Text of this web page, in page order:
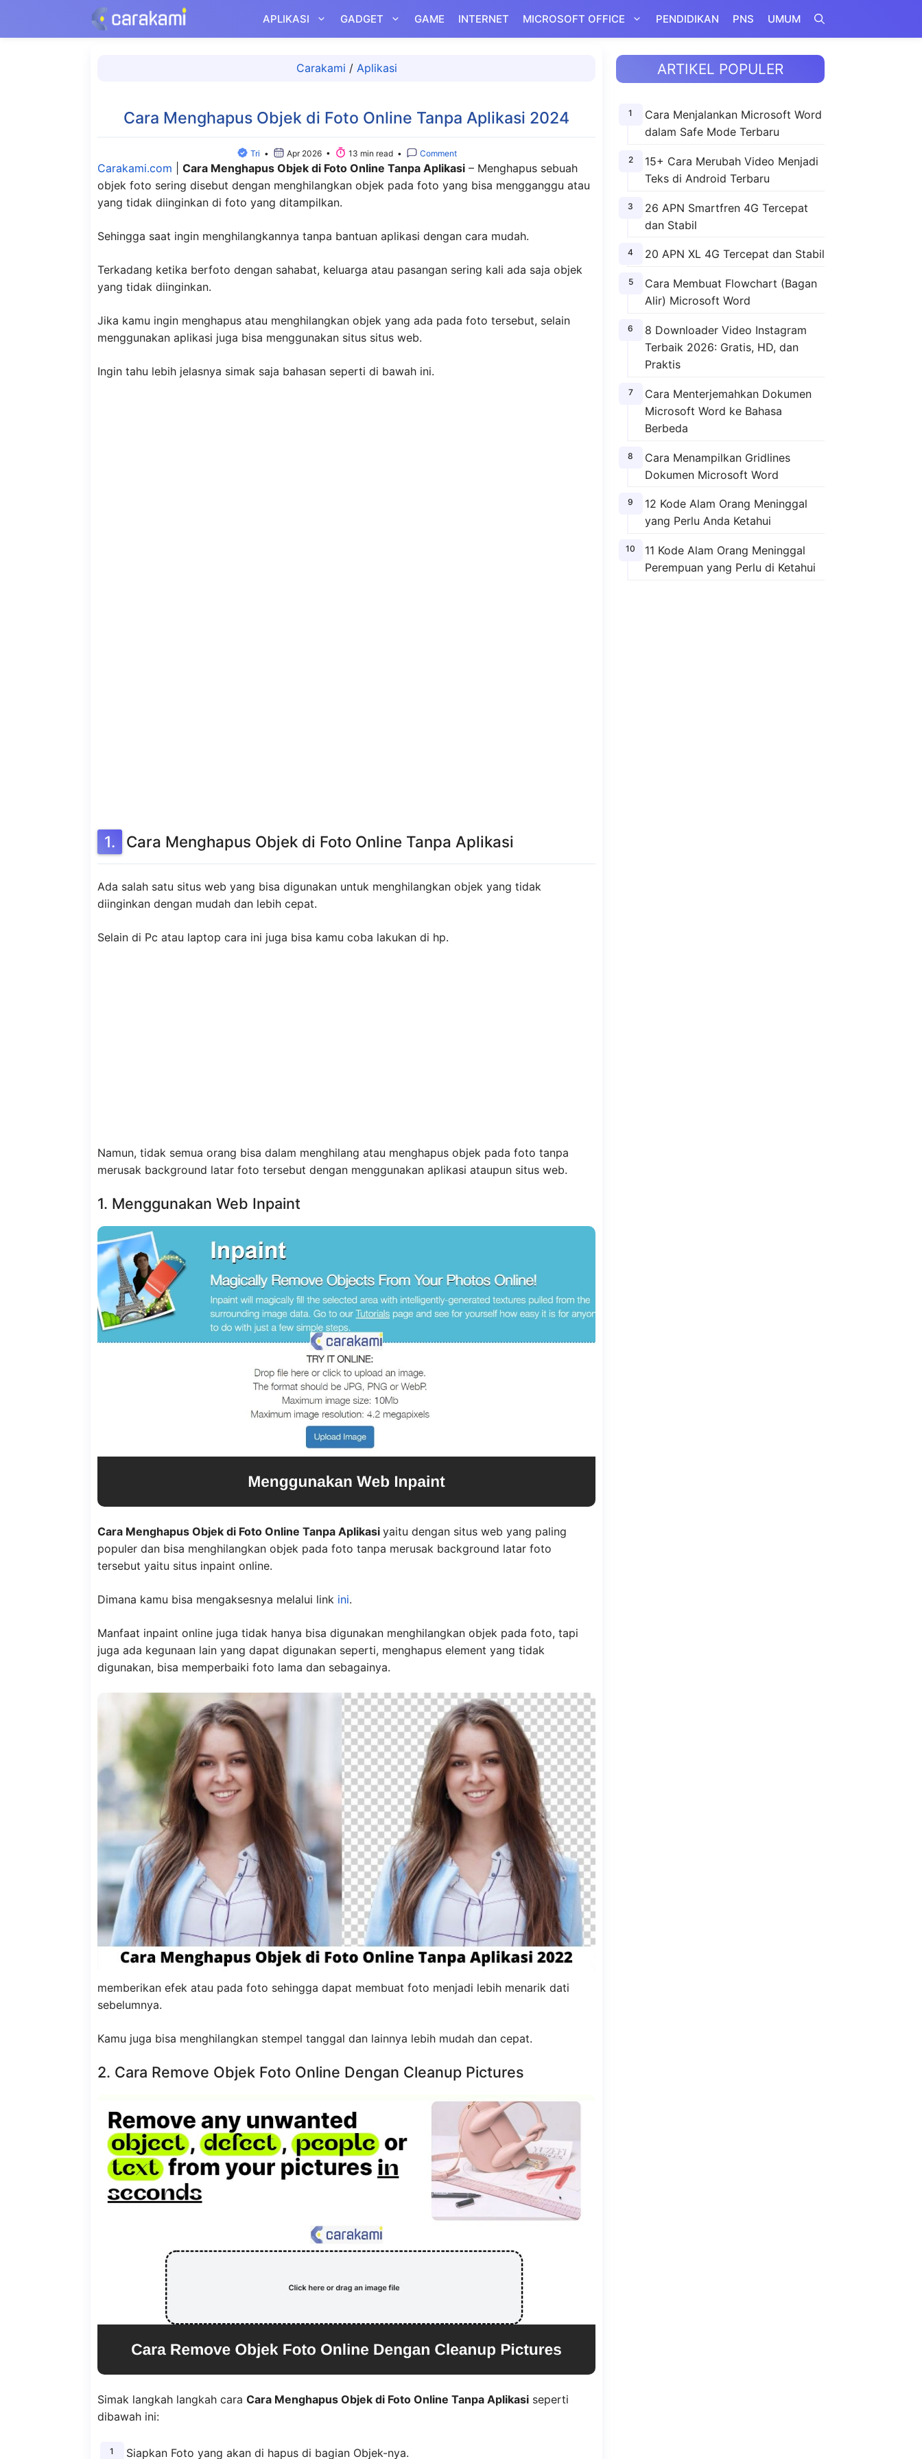
isi
APLIKASI GADGET GAME INTERNET MICROSOFT OFFICE PENDIDIKAN PNS UMUM
Carakami / Aplikasi
Cara Menghapus Objek di Foto Online Tanpa Aplikasi 2024
Tri • Apr 2026 • 13 min read • Comment
Carakami.com Cara Menghapus Objek di Foto Online Tanpa Aplikasi – Menghapus sebuah
objek foto sering disebut dengan menghilangkan objek pada foto yang bisa mengganggu atau
yang tidak diinginkan di foto yang ditampilkan.
Sehingga saat ingin menghilangkannya tanpa bantuan aplikasi dengan cara mudah.
Terkadang ketika berfoto dengan sahabat, keluarga atau pasangan sering kali ada saja objek
yang tidak diinginkan.
Jika kamu ingin menghapus atau menghilangkan objek yang ada pada foto tersebut, selain
menggunakan aplikasi juga bisa menggunakan situs situs web.
Ingin tahu lebih jelasnya simak saja bahasan seperti di bawah ini.
Cara Menghapus Objek di Foto Online Tanpa Aplikasi
Ada salah satu situs web yang bisa digunakan untuk menghilangkan objek yang tidak
diinginkan dengan mudah dan lebih cepat.
Selain di Pc atau laptop cara ini juga bisa kamu coba lakukan di hp.
Namun, tidak semua orang bisa dalam menghilang atau menghapus objek pada foto tanpa
merusak background latar foto tersebut dengan menggunakan aplikasi ataupun situs web.
1. Menggunakan Web Inpaint
Cara Menghapus Objek di Foto Online Tanpa Aplikasi yaitu dengan situs web yang paling
populer dan bisa menghilangkan objek pada foto tanpa merusak background latar foto
tersebut yaitu situs inpaint online.
Dimana kamu bisa mengaksesnya melalui link ini.
Manfaat inpaint online juga tidak hanya bisa digunakan menghilangkan objek pada foto, tapi
juga ada kegunaan lain yang dapat digunakan seperti, menghapus element yang tidak
digunakan, bisa memperbaiki foto lama dan sebagainya.
memberikan efek atau pada foto sehingga dapat membuat foto menjadi lebih menarik dati
sebelumnya.
Kamu juga bisa menghilangkan stempel tanggal dan lainnya lebih mudah dan cepat.
2. Cara Remove Objek Foto Online Dengan Cleanup Pictures
Simak langkah langkah cara Cara Menghapus Objek di Foto Online Tanpa Aplikasi seperti
dibawah ini:
Siapkan Foto yang akan di hapus di bagian Objek-nya.
ARTIKEL POPULER
Cara Menjalankan Microsoft Word
dalam Safe Mode Terbaru
15+ Cara Merubah Video Menjadi
Teks di Android Terbaru
26 APN Smartfren 4G Tercepat
dan Stabil
20 APN XL 4G Tercepat dan Stabil
Cara Membuat Flowchart (Bagan
Alir) Microsoft Word
8 Downloader Video Instagram
Terbaik 2026: Gratis, HD, dan
Praktis
Cara Menterjemahkan Dokumen
Microsoft Word ke Bahasa
Berbeda
Cara Menampilkan Gridlines
Dokumen Microsoft Word
12 Kode Alam Orang Meninggal
yang Perlu Anda Ketahui
11 Kode Alam Orang Meninggal
Perempuan yang Perlu di Ketahui